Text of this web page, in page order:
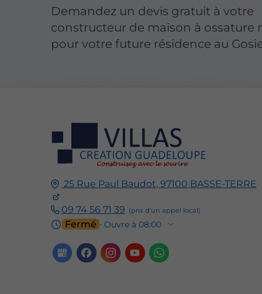
Demandez un devis gratuit à votre
constructeur de maison à ossature
pour votre future résidence au
25 Rue Paul Baudot, 97100 BASSE-TERRE
09 74 56 71 39
Fermé ⋅ Ouvre à 08:00